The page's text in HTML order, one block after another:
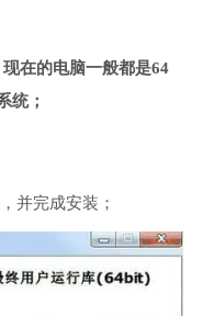
在的电脑一般都是64
统；
并完成安装；